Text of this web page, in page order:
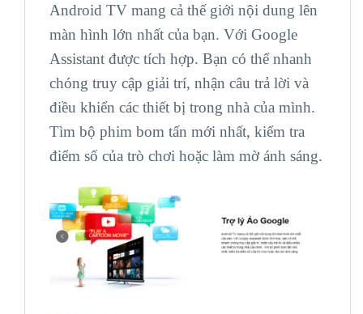
Android TV mang cả thế giới nội dung lên
màn hình lớn nhất của bạn. Với Google
Assistant được tích hợp. Bạn có thể nhanh
chóng truy cập giải trí, nhận câu trả lời và
điều khiển các thiết bị trong nhà của mình.
Tìm bộ phim bom tấn mới nhất, kiểm tra
điểm số của trò chơi hoặc làm mờ ánh sáng.